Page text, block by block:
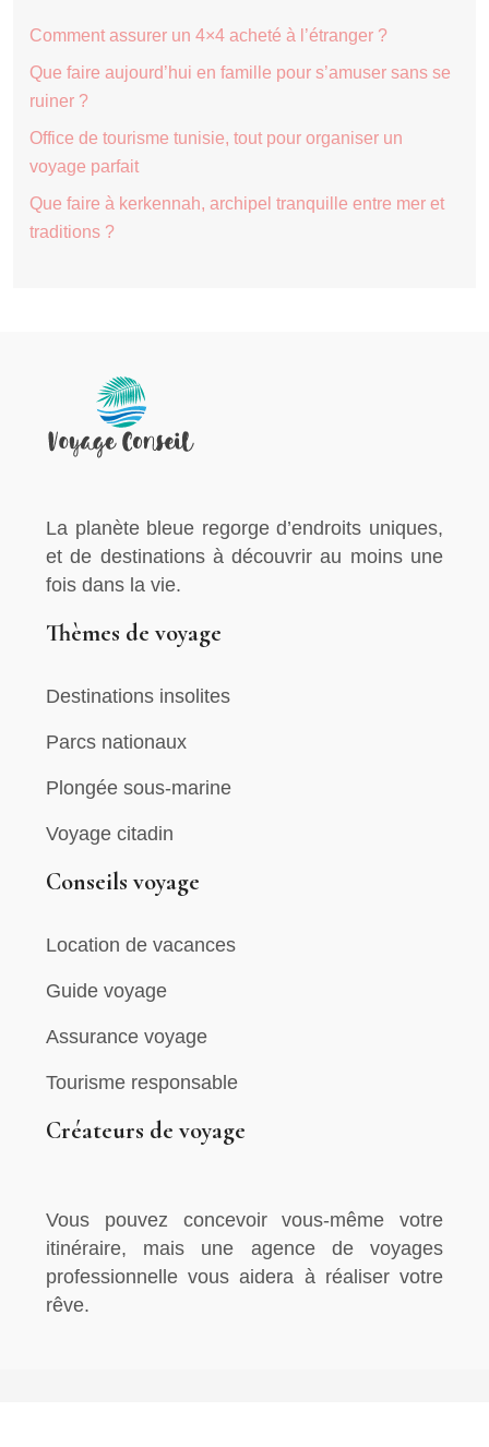
Comment assurer un 4×4 acheté à l’étranger ?
Que faire aujourd’hui en famille pour s’amuser sans se
ruiner ?
Office de tourisme tunisie, tout pour organiser un
voyage parfait
Que faire à kerkennah, archipel tranquille entre mer et
traditions ?
La planète bleue regorge d’endroits uniques,
et de destinations à découvrir au moins une
fois dans la vie.
Thèmes de voyage
Destinations insolites
Parcs nationaux
Plongée sous-marine
Voyage citadin
Conseils voyage
Location de vacances
Guide voyage
Assurance voyage
Tourisme responsable
Créateurs de voyage
Vous pouvez concevoir vous-même votre
itinéraire, mais une agence de voyages
professionnelle vous aidera à réaliser votre
rêve.